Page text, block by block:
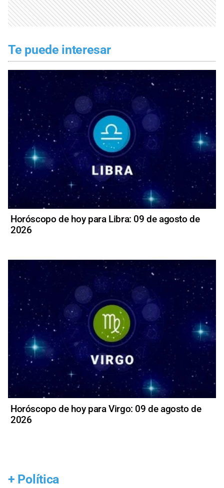
Te puede interesar
Horóscopo de hoy para Libra: 09 de agosto de
2026
Horóscopo de hoy para Virgo: 09 de agosto de
2026
+ Política